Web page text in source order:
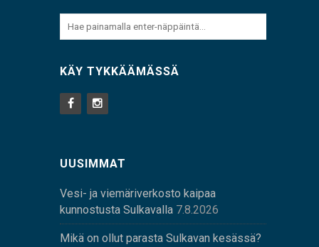
KÄY TYKKÄÄMÄSSÄ
UUSIMMAT
Vesi- ja viemäriverkosto kaipaa
kunnostusta Sulkavalla 7.8.2026
Mikä on ollut parasta Sulkavan kesässä?